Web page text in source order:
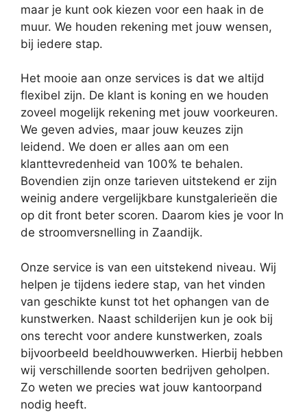
maar je kunt ook kiezen voor een haak in de
muur. We houden rekening met jouw wensen,
bij iedere stap.
Het mooie aan onze services is dat we altijd
flexibel zijn. De klant is koning en we houden
zoveel mogelijk rekening met jouw voorkeuren.
We geven advies, maar jouw keuzes zijn
leidend. We doen er alles aan om een
klanttevredenheid van 100% te behalen.
Bovendien zijn onze tarieven uitstekend er zijn
weinig andere vergelijkbare kunstgalerieën die
op dit front beter scoren. Daarom kies je voor In
de stroomversnelling in Zaandijk.
Onze service is van een uitstekend niveau. Wij
helpen je tijdens iedere stap, van het vinden
van geschikte kunst tot het ophangen van de
kunstwerken. Naast schilderijen kun je ook bij
ons terecht voor andere kunstwerken, zoals
bijvoorbeeld beeldhouwwerken. Hierbij hebben
wij verschillende soorten bedrijven geholpen.
Zo weten we precies wat jouw kantoorpand
nodig heeft.